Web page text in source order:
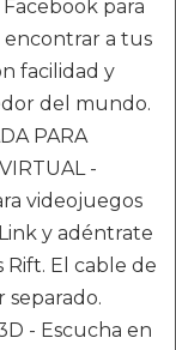
para
encontrar a tus
facilidad y
del mundo.
PARA
-
videojuegos
y adéntrate
El cable de
separado.
- Escucha en